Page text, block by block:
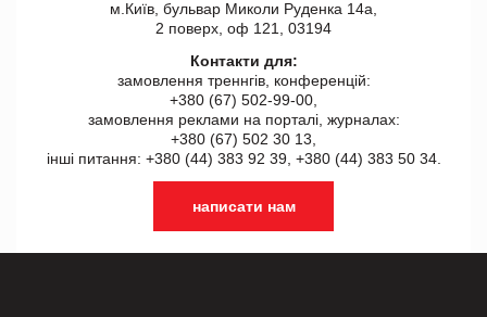
м.Київ, бульвар Миколи Руденка 14а,
2 поверх, оф 121, 03194
Контакти для:
замовлення треннгів, конференцій:
+380 (67) 502-99-00,
замовлення реклами на порталі, журналах:
+380 (67) 502 30 13,
інші питання: +380 (44) 383 92 39, +380 (44) 383 50 34.
написати нам